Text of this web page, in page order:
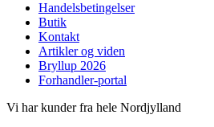
Handelsbetingelser
Butik
Kontakt
Artikler og viden
Bryllup 2026
Forhandler-portal
Vi har kunder fra hele Nordjylland